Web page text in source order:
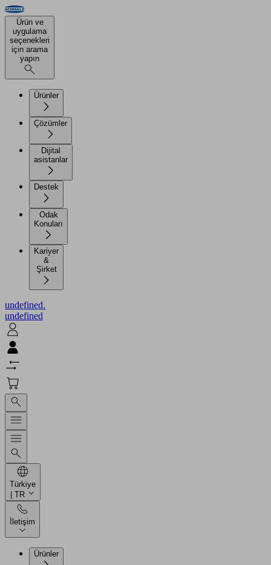
Ürün ve
uygulama
seçenekleri
için arama
yapın
Ürünler
Çözümler
Dijital
asistanlar
Destek
Odak
Konuları
Kariyer
&
Şirket
undefined.
undefined
Türkiye
| TR
İletişim
Ürünler